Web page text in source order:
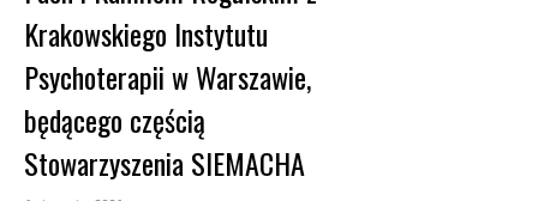
Krakowskiego Instytutu
Psychoterapii w Warszawie,
będącego częścią
Stowarzyszenia SIEMACHA